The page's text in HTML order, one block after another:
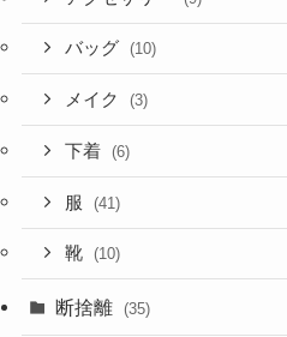
バッグ (10)
メイク (3)
下着 (6)
服 (41)
靴 (10)
断捨離 (35)